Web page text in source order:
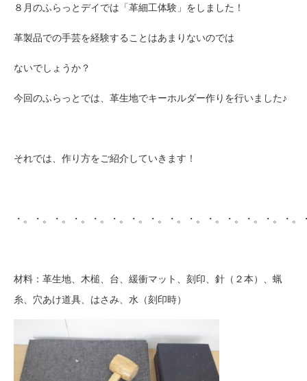
８月のふらっとデイでは「革細工体験」をしました！
革製品での手芸を経験することはあまりないのでは
ないでしょうか？
今回のふらっとでは、革生地でキーホルダー作りを行いました♪
それでは、作り方をご紹介していきます！
・。・。・。・。・。・。・。・。・。・。・。・。・。・。・
材料：革生地、木槌、台、緩衝マット、刻印、針（２本）、蝋
糸、穴あけ道具、はさみ、水（刻印時）